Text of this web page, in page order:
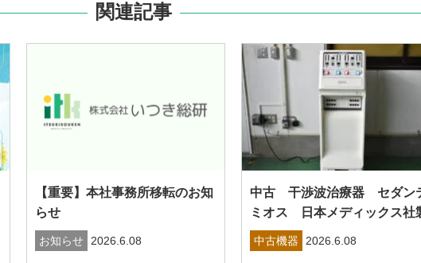
関連記事
【重要】本社事務所移転のお知
らせ
お知らせ 2026.6.08
中古 干渉波治療器 セダン
ミオス 日本メディックス社
中古機器 2026.6.08